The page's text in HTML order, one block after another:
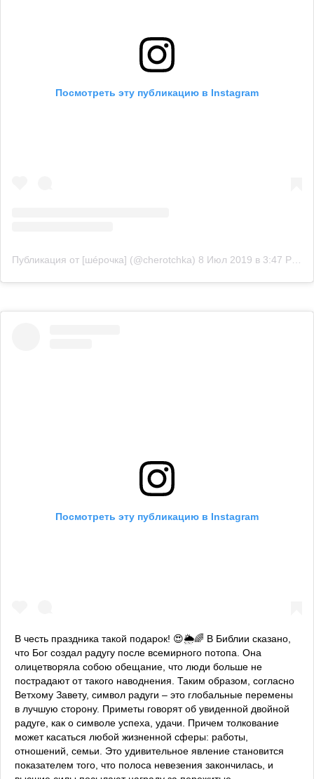
Посмотреть эту публикацию в Instagram
Публикация от [шéрочка] (@cherotchka) 8 Июл 2019 в 3:47 PDT
Посмотреть эту публикацию в Instagram
В честь праздника такой подарок! 😍🌦🌈 В Библии сказано,
что Бог создал радугу после всемирного потопа. Она
олицетворяла собою обещание, что люди больше не
пострадают от такого наводнения. Таким образом, согласно
Ветхому Завету, символ радуги – это глобальные перемены
в лучшую сторону. Приметы говорят об увиденной двойной
радуге, как о символе успеха, удачи. Причем толкование
может касаться любой жизненной сферы: работы,
отношений, семьи. Это удивительное явление становится
показателем того, что полоса невезения закончилась, и